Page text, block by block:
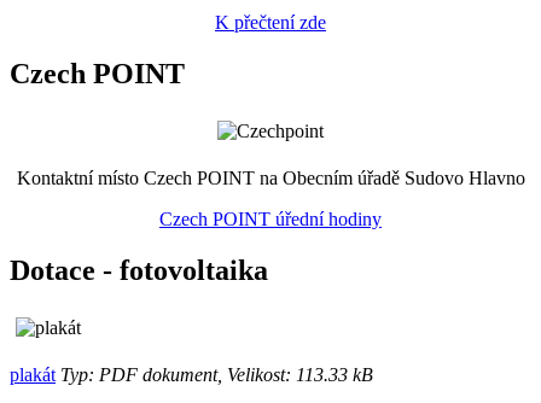
K přečtení zde
Czech POINT
Kontaktní místo Czech POINT na Obecním úřadě Sudovo Hlavno
Czech POINT úřední hodiny
Dotace - fotovoltaika
plakát Typ: PDF dokument, Velikost: 113.33 kB